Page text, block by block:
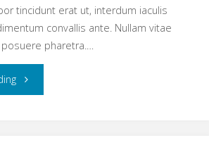
tincidunt erat ut, interdum iaculis
convallis ante. Nullam vitae
pharetra.…
"Two